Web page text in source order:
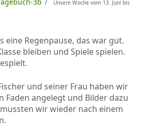
/
Unsere Woche vom 13. Juni bis
eine Regenpause, das war gut.
bleiben und Spiele spielen.
und seiner Frau haben wir
Faden angelegt und Bilder dazu
wir wieder nach einem